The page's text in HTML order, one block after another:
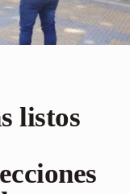
listos